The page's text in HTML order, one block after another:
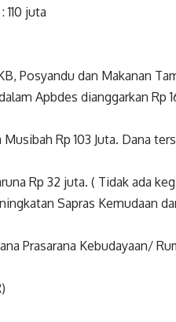
110 juta
Posyandu dan Makanan
Apbdes dianggarkan Rp
Rp 103 Juta. Dana
Rp 32 juta. ( Tidak ada
Sapras Kemudaan
Prasarana Kebudayaan/